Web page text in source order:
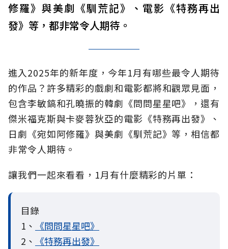
修羅》與美劇《馴荒記》、電影《特務再出
發》等，都非常令人期待。
進入2025年的新年度，今年1月有哪些最令人期待
的作品？許多精彩的戲劇和電影都將和觀眾見面，
包含李敏鎬和孔曉振的韓劇《問問星星吧》，還有
傑米福克斯與卡麥蓉狄亞的電影《特務再出發》、
日劇《宛如阿修羅》與美劇《馴荒記》等，相信都
非常令人期待。
讓我們一起來看看，1月有什麼精彩的片單：
目錄
1、 《問問星星吧》
2、 《特務再出發》